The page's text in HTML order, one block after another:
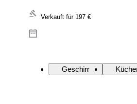
Verkauft für 197 €
Geschirr